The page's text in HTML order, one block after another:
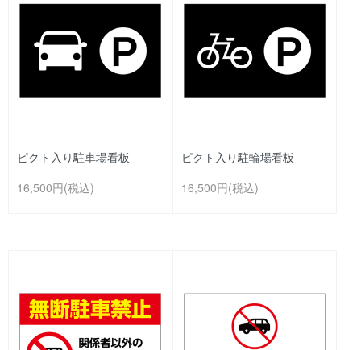
ピクト入り駐車場看板
16,500円(税込)
ピクト入り駐輪場看板
16,500円(税込)